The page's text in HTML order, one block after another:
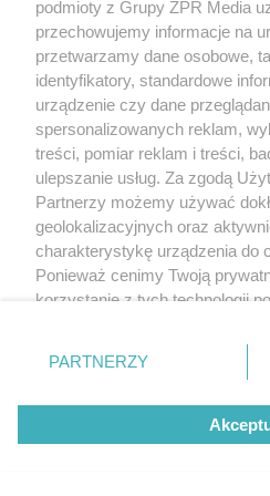
podmioty z Grupy ZPR Media
przechowujemy informacje na
przetwarzamy dane osobowe,
identyfikatory, standardowe
urządzenie czy dane
spersonalizowanych reklam,
treści, pomiar reklam i treści,
ulepszanie usług. Za zgodą
Partnerzy możemy używać
geolokalizacyjnych oraz
charakterystykę urządzenia do
Ponieważ cenimy Twoją
korzystanie z tych technologii
zmienić/wycofać klikając
znajdujący się w lewym dolnym
rodzaje przetwarzania danych
użytkownika, ale masz prawo
przetwarzaniu. Preferencje
PARTNERZY